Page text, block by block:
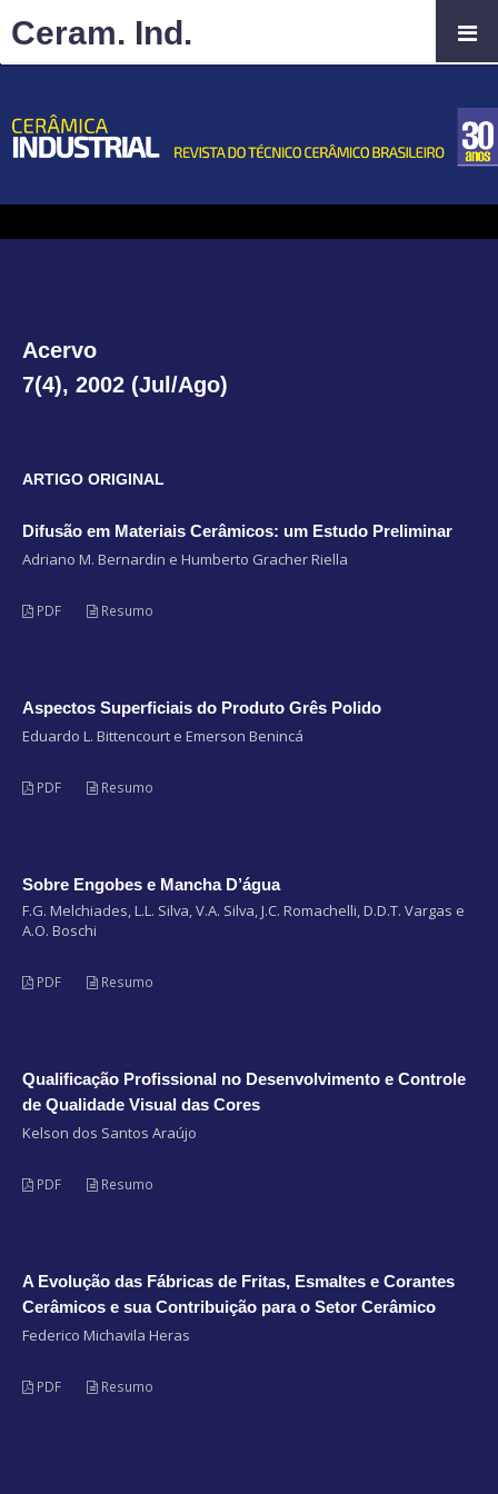
Acervo
7(4), 2002 (Jul/Ago)
ARTIGO ORIGINAL
Difusão em Materiais Cerâmicos: um Estudo Preliminar
Adriano M. Bernardin e Humberto Gracher Riella
PDF Resumo
Aspectos Superficiais do Produto Grês Polido
Eduardo L. Bittencourt e Emerson Benincá
PDF Resumo
Sobre Engobes e Mancha D’água
F.G. Melchiades, L.L. Silva, V.A. Silva, J.C. Romachelli, D.D.T. Vargas e
A.O. Boschi
PDF Resumo
Qualificação Profissional no Desenvolvimento e Controle
de Qualidade Visual das Cores
Kelson dos Santos Araújo
PDF Resumo
A Evolução das Fábricas de Fritas, Esmaltes e Corantes
Cerâmicos e sua Contribuição para o Setor Cerâmico
Federico Michavila Heras
PDF Resumo
Ceram. Ind.